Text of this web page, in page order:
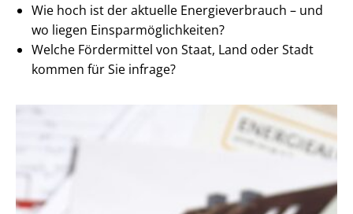
Wie hoch ist der aktuelle En­er­gie­ver­brauch – und
wo liegen Ein­spar­mög­lich­kei­ten?
Welche Fördermittel von Staat, Land oder Stadt
kommen für Sie infrage?